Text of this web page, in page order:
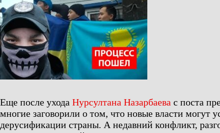
Еще после ухода Нурсултана Назарбаева с поста
многие заговорили о том, что новые власти могут
дерусификации страны. А недавний конфликт,